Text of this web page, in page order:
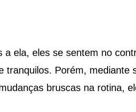
ela, eles se sentem no
tranquilos. Porém, mediante
bruscas na rotina,